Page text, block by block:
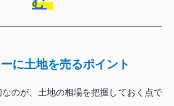
に土地を売るポイント
のが、土地の相場を把握しておく点で